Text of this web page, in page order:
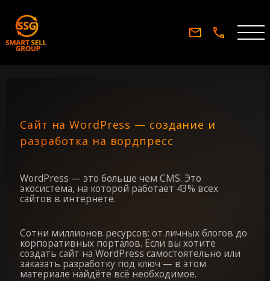
Сайт на WordPress — создание и
разработка на вордпресс
WordPress — это больше чем CMS. Это
экосистема, на которой работает 43% всех
сайтов в интернете.
Сотни миллионов ресурсов: от личных блогов до
корпоративных порталов. Если вы хотите
создать сайт на WordPress самостоятельно или
заказать разработку под ключ — в этом
материале найдёте всё необходимое.